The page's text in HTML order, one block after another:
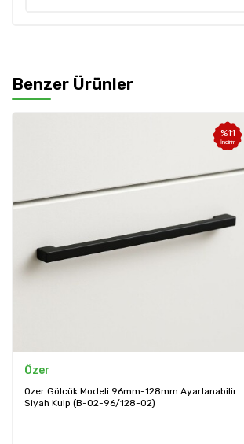
Benzer Ürünler
%11
İndirim
Özer
Özer Gölcük Modeli 96mm-128mm Ayarlanabilir
Siyah Kulp (B-02-96/128-02)